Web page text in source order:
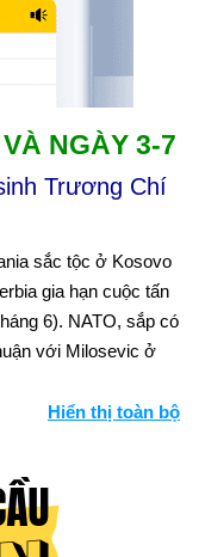
NGÀY 3-7
Trương Chí
sắc tộc ở Kosovo
gia hạn cuộc tấn
6). NATO, sắp có
với Milosevic ở
được ở Bắc Ireland
phán hòa bình tại
tệ duy nhất là đồng
Hiển thị toàn bộ